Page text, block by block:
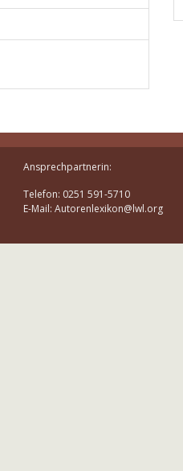
Ansprechpartnerin:
Telefon: 0251 591-5710
E-Mail: Autorenlexikon@lwl.org